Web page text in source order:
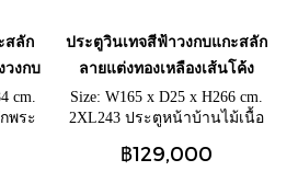
สลัก
วงกบ
cm.
พระ
หล็ก
ประตูวินเทจสีฟ้าวงกบแกะสลัก
ลายแต่งทองเหลืองเส้นโค้ง
Size: W165 x D25 x H266 cm.
2XL243 ประตูหน้าบ้านไม้เนื้อ
สวยๆ แต่งหมุดทองเหลือง วงกบ
฿129,000